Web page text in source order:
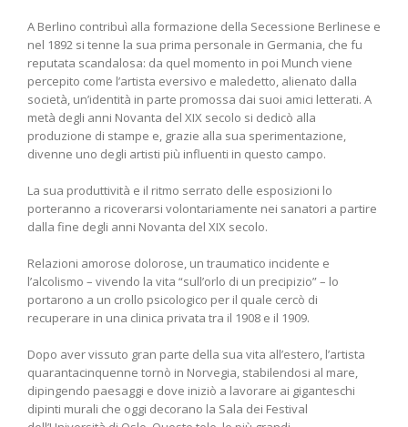
A Berlino contribuì alla formazione della Secessione Berlinese e
nel 1892 si tenne la sua prima personale in Germania, che fu
reputata scandalosa: da quel momento in poi Munch viene
percepito come l’artista eversivo e maledetto, alienato dalla
società, un’identità in parte promossa dai suoi amici letterati. A
metà degli anni Novanta del XIX secolo si dedicò alla
produzione di stampe e, grazie alla sua sperimentazione,
divenne uno degli artisti più influenti in questo campo.
La sua produttività e il ritmo serrato delle esposizioni lo
porteranno a ricoverarsi volontariamente nei sanatori a partire
dalla fine degli anni Novanta del XIX secolo.
Relazioni amorose dolorose, un traumatico incidente e
l’alcolismo – vivendo la vita “sull’orlo di un precipizio” – lo
portarono a un crollo psicologico per il quale cercò di
recuperare in una clinica privata tra il 1908 e il 1909.
Dopo aver vissuto gran parte della sua vita all’estero, l’artista
quarantacinquenne tornò in Norvegia, stabilendosi al mare,
dipingendo paesaggi e dove iniziò a lavorare ai giganteschi
dipinti murali che oggi decorano la Sala dei Festival